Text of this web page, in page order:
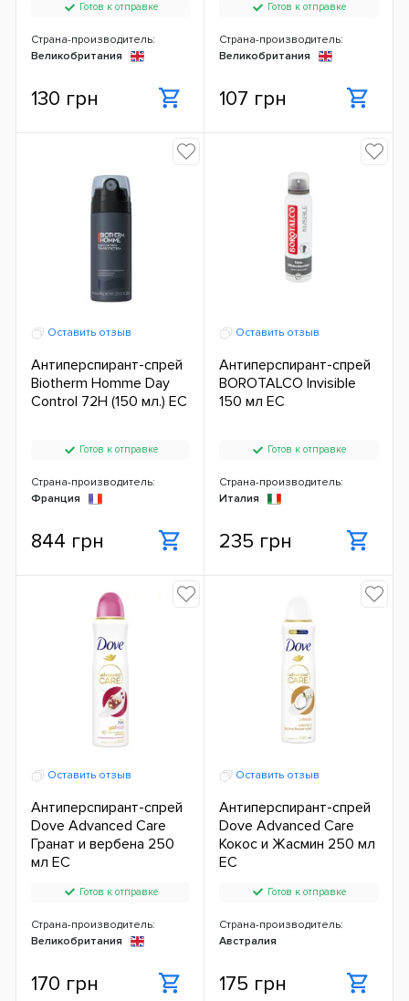
Готов к отправке
Страна-производитель:
Великобритания
130 грн
Готов к отправке
Страна-производитель:
Великобритания
107 грн
Оставить отзыв
Антиперспирант-спрей
Biotherm Homme Day
Control 72H (150 мл.) ЕС
Готов к отправке
Страна-производитель:
Франция
844 грн
Оставить отзыв
Антиперспирант-спрей
BOROTALCO Invisible
150 мл ЕС
Готов к отправке
Страна-производитель:
Италия
235 грн
Оставить отзыв
Антиперспирант-спрей
Dove Advanced Care
Гранат и вербена 250
мл ЕС
Готов к отправке
Страна-производитель:
Великобритания
170 грн
Оставить отзыв
Антиперспирант-спрей
Dove Advanced Care
Кокос и Жасмин 250 мл
ЕС
Готов к отправке
Страна-производитель:
Австралия
175 грн